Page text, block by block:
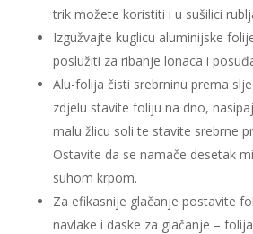
trik možete koristiti i u sušilici
Izgužvajte kuglicu aluminijske
poslužiti za ribanje lonaca i
Alu-folija čisti srebrninu prema
zdjelu stavite foliju na dno,
malu žlicu soli te stavite srebrne
Ostavite da se namače desetak
suhom krpom.
Za efikasnije glačanje postavite
navlake i daske za glačanje –